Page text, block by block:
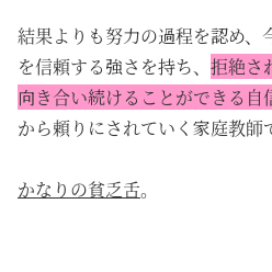
結果よりも努力の過程を認め、
を信頼する強さを持ち、 拒絶さ
向き合い続けることができる自
から頼りにされていく家庭教師
かなりの貧乏舌。